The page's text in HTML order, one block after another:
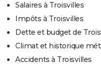
Salaires à Troisvilles
Impôts à Troisvilles
Dette et budget de
Climat et historique
Accidents à Troisvilles